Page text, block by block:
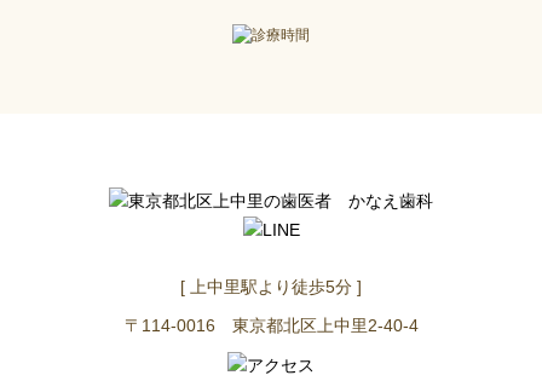
[ 上中里駅より徒歩5分 ]
〒114-0016 東京都北区上中里2-40-4